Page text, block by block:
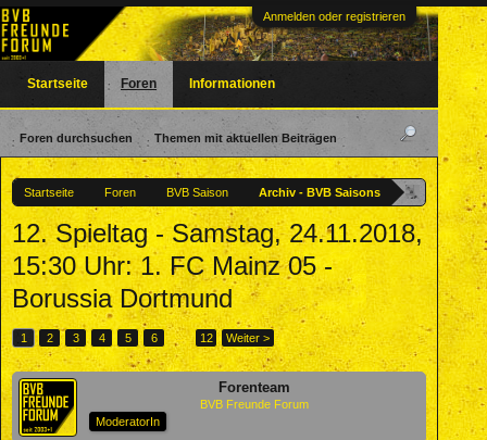
Anmelden oder registrieren
Startseite Foren BVB Saison Archiv - BVB Saisons
12. Spieltag - Samstag, 24.11.2018,
15:30 Uhr: 1. FC Mainz 05 -
Borussia Dortmund
1 2 3 4 5 6 → 12 Weiter >
Forenteam
BVB Freunde Forum
ModeratorIn
Startseite Foren
Foren durchsuchen Themen mit aktuellen Beiträgen
Informationen